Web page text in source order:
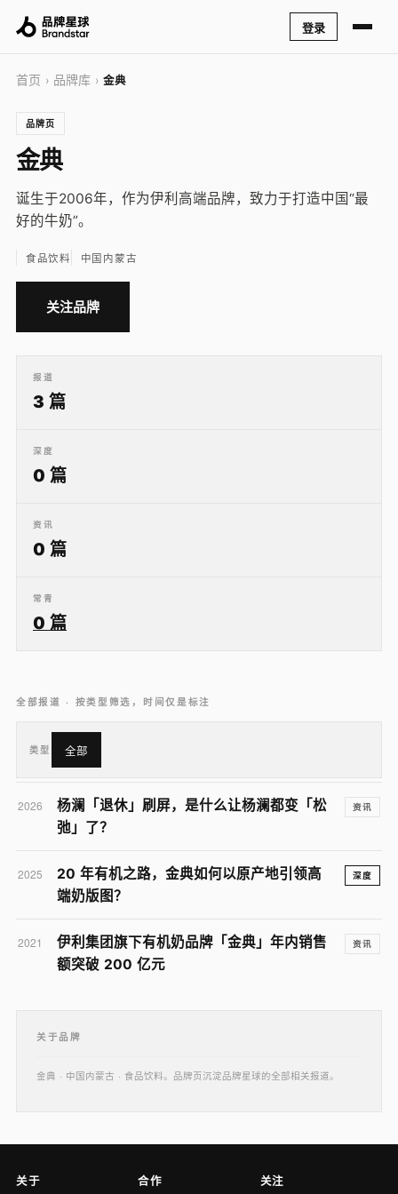
登录
首页 › 品牌库 › 金典
品牌页
金典
诞生于2006年，作为伊利高端品牌，致力于打造中国“最
好的牛奶”。
食品饮料 中国内蒙古
关注品牌
报道
3 篇
深度
0 篇
资讯
0 篇
常青
0 篇
全部报道 · 按类型筛选，时间仅是标注
类型 全部
2026
杨澜「退休」刷屏，是什么让杨澜都变「松
弛」了？
资讯
2025
20 年有机之路，金典如何以原产地引领高
端奶版图？
深度
2021
伊利集团旗下有机奶品牌「金典」年内销售
额突破 200 亿元
资讯
关于品牌
金典 · 中国内蒙古 · 食品饮料。品牌页沉淀品牌星球的全部相关报道。
关于 合作 关注